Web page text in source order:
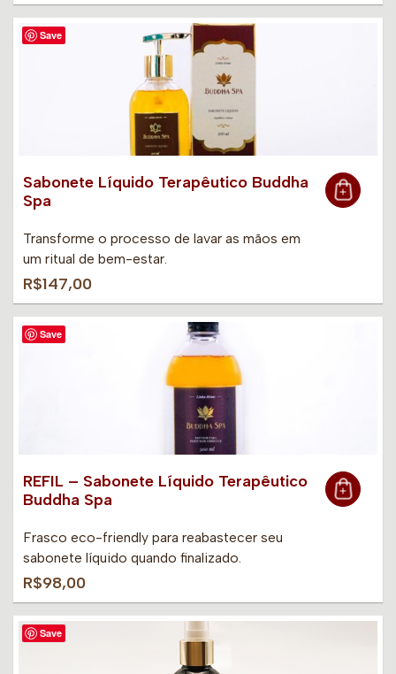
Save
Sabonete Líquido Terapêutico Buddha
Spa
Transforme o processo de lavar as mãos em
um ritual de bem-estar.
R$147,00
Save
REFIL – Sabonete Líquido Terapêutico
Buddha Spa
Frasco eco-friendly para reabastecer seu
sabonete líquido quando finalizado.
R$98,00
Save